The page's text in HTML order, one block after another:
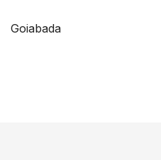
Goiabada